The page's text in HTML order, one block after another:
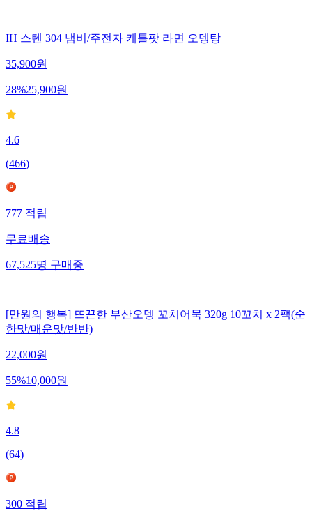
IH 스텐 304 냄비/주전자 케틀팟 라면 오뎅탕
35,900원
28%25,900원
4.6
(466)
777적립
무료배송
67,525명구매중
[만원의 행복] 뜨끈한 부산오뎅 꼬치어묵 320g 10꼬치 x 2팩(순
한맛/매운맛/반반)
22,000원
55%10,000원
4.8
(64)
300적립